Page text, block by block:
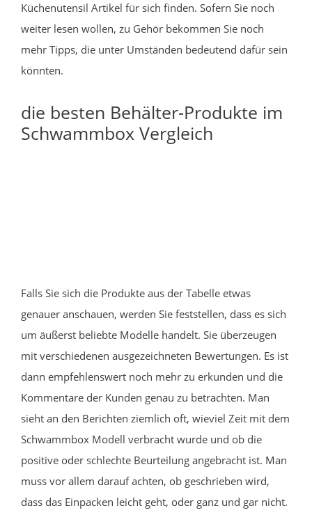
Küchenutensil Artikel für sich finden. Sofern Sie noch
weiter lesen wollen, zu Gehör bekommen Sie noch
mehr Tipps, die unter Umständen bedeutend dafür sein
könnten.
die besten Behälter-Produkte im
Schwammbox Vergleich
Falls Sie sich die Produkte aus der Tabelle etwas
genauer anschauen, werden Sie feststellen, dass es sich
um äußerst beliebte Modelle handelt. Sie überzeugen
mit verschiedenen ausgezeichneten Bewertungen. Es ist
dann empfehlenswert noch mehr zu erkunden und die
Kommentare der Kunden genau zu betrachten. Man
sieht an den Berichten ziemlich oft, wieviel Zeit mit dem
Schwammbox Modell verbracht wurde und ob die
positive oder schlechte Beurteilung angebracht ist. Man
muss vor allem darauf achten, ob geschrieben wird,
dass das Einpacken leicht geht, oder ganz und gar nicht.